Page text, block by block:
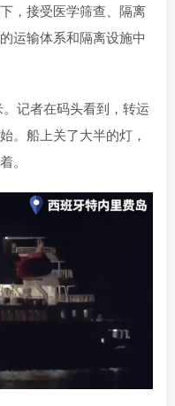
，接受医学筛查、隔离
运输体系和隔离设施中
记者在码头看到，转运
。船上关了大半的灯，
。